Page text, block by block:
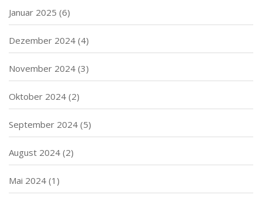
Januar 2025 (6)
Dezember 2024 (4)
November 2024 (3)
Oktober 2024 (2)
September 2024 (5)
August 2024 (2)
Mai 2024 (1)